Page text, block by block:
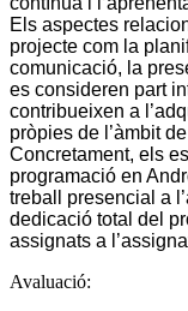
Els aspectes
projecte com la
comunicació, la
es consideren part
contribueixen a
pròpies de l’àmbit
Concretament, els
programació en
treball presencial a
dedicació total del
assignats a
Avaluació: